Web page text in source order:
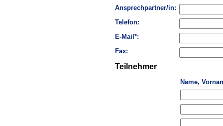
Ansprechpartner/in:
Telefon:
E-Mail*:
Fax:
Teilnehmer
Name,